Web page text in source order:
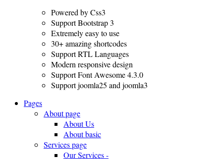
Powered by Css3
Support Bootstrap 3
Extremely easy to use
30+ amazing shortcodes
Support RTL Languages
Modern responsive design
Support Font Awesome 4.3.0
Support joomla25 and joomla3
Pages
About page
About Us
About basic
Services page
Our Services -